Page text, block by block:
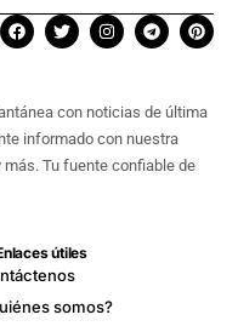
con noticias de última
informado con nuestra
más. Tu fuente confiable de
útiles
somos?